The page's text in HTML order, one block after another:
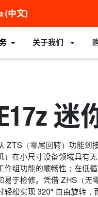
(中文)
关于我们
迷
ZTS（零尾回转）功能到
）在小尺寸设备领域具有
作组功能的顺畅性；在低
易于检修。凭借 ZHS（无
轻松实现 320° 自由旋转，
设备 属具